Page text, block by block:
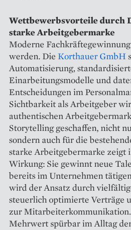
Wettbewerbsvorteile durch
starke Arbeitgebermarke
Moderne
werden. Die Korthauer GmbH
Automatisierung,
Einarbeitungsmodelle und
Entscheidungen im
Sichtbarkeit als Arbeitgeber
authentischen
Storytelling geschaffen, nicht
sondern auch für die
starke Arbeitgebermarke zeigt
Wirkung: Sie gewinnt neue
bereits im Unternehmen
wird der Ansatz durch
steuerlich optimierte Verträge
zur
Mehrwert spürbar im Alltag